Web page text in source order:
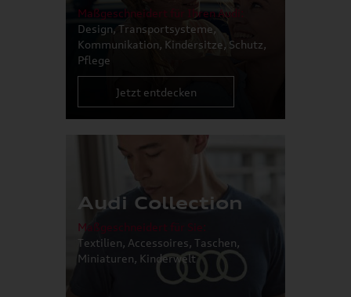
Maßgeschneidert für Ihren Audi:
Design, Transportsysteme,
Kommunikation, Kindersitze, Schutz,
Pflege
Jetzt entdecken
Audi Collection
Maßgeschneidert für Sie:
Textilien, Accessoires, Taschen,
Miniaturen, Kinderwelt